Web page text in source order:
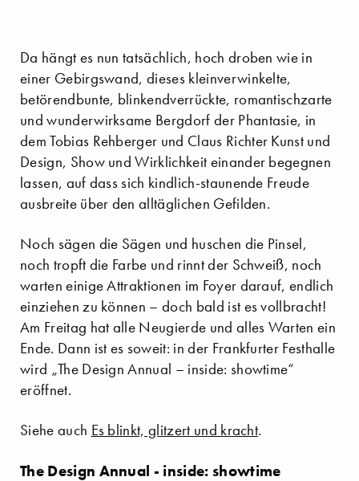
Da hängt es nun tatsächlich, hoch droben wie in
einer Gebirgswand, dieses kleinverwinkelte,
betörendbunte, blinkendverrückte, romantischzarte
und wunderwirksame Bergdorf der Phantasie, in
dem Tobias Rehberger und Claus Richter Kunst und
Design, Show und Wirklichkeit einander begegnen
lassen, auf dass sich kindlich-staunende Freude
ausbreite über den alltäglichen Gefilden.
Noch sägen die Sägen und huschen die Pinsel,
noch tropft die Farbe und rinnt der Schweiß, noch
warten einige Attraktionen im Foyer darauf, endlich
einziehen zu können – doch bald ist es vollbracht!
Am Freitag hat alle Neugierde und alles Warten ein
Ende. Dann ist es soweit: in der Frankfurter Festhalle
wird „The Design Annual – inside: showtime“
eröffnet.
Siehe auch Es blinkt, glitzert und kracht.
The Design Annual - inside: showtime